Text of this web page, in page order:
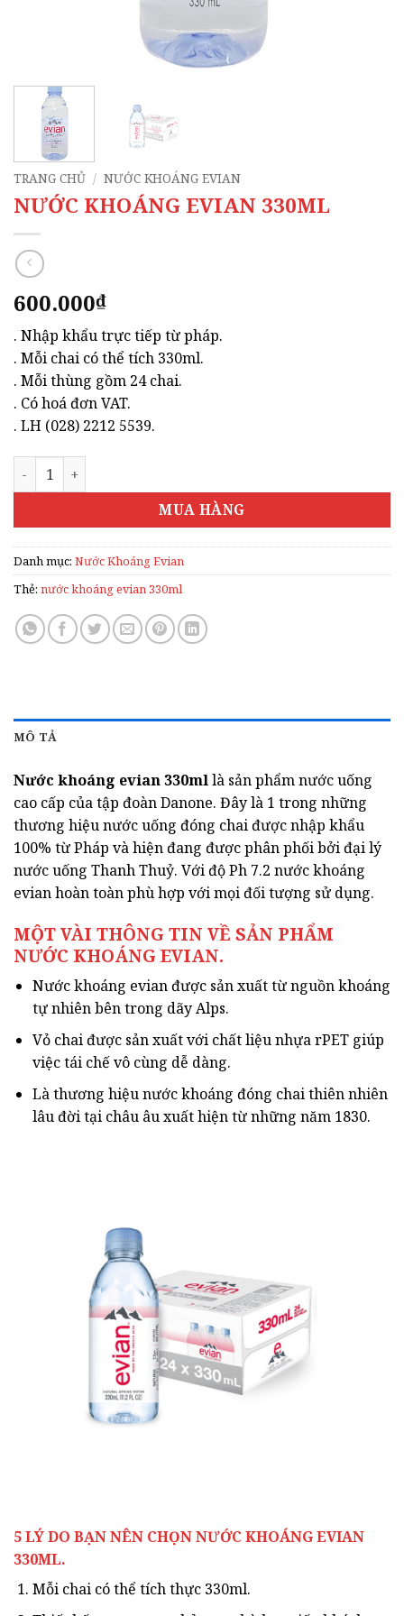
TRANG CHỦ / NƯỚC KHOÁNG EVIAN
NƯỚC KHOÁNG EVIAN 330ML
600.000₫
. Nhập khẩu trực tiếp từ pháp.
. Mỗi chai có thể tích 330ml.
. Mỗi thùng gồm 24 chai.
. Có hoá đơn VAT.
. LH (028) 2212 5539.
NƯỚC KHOÁNG EVIAN 330ML số lượng
MUA HÀNG
Danh mục: Nước Khoáng Evian
Thẻ: nước khoáng evian 330ml
MÔ TẢ
Nước khoáng evian 330mllà sản phẩm nước uống
cao cấp của tập đoàn Danone. Đây là 1 trong những
thương hiệu nước uống đóng chai được nhập khẩu
100% từ Pháp và hiện đang được phân phối bởi đại lý
nước uống Thanh Thuỷ. Với độ Ph 7.2 nước khoáng
evian hoàn toàn phù hợp với mọi đối tượng sử dụng.
MỘT VÀI THÔNG TIN VỀ SẢN PHẨM
NƯỚC KHOÁNG EVIAN.
Nước khoáng evian được sản xuất từ nguồn khoáng
tự nhiên bên trong dãy Alps.
Vỏ chai được sản xuất với chất liệu nhựa rPET giúp
việc tái chế vô cùng dễ dàng.
Là thương hiệu nước khoáng đóng chai thiên nhiên
lâu đời tại châu âu xuất hiện từ những năm 1830.
5 LÝ DO BẠN NÊN CHỌN NƯỚC KHOÁNG EVIAN
330ML.
Mỗi chai có thể tích thực 330ml.